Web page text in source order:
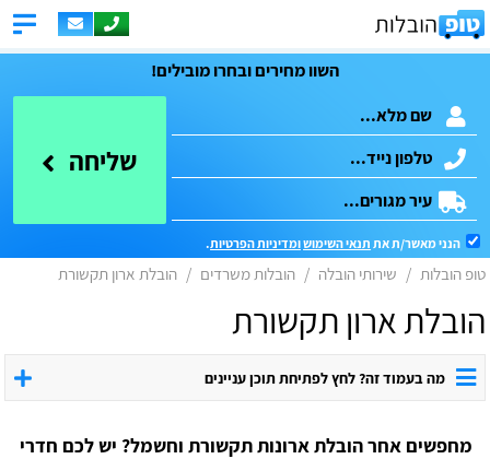
השוו מחירים ובחרו מובילים!
שליחה
הנני מאשר/ת את תנאי השימושומדיניות הפרטיות.
טופ הובלות שירותי הובלה הובלות משרדים הובלת ארון תקשורת
הובלת ארון תקשורת
מה בעמוד זה? לחץ לפתיחת תוכן עניינים
מחפשים אחר הובלת ארונות תקשורת וחשמל? יש לכם חדרי